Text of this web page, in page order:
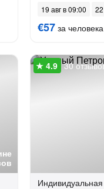
19 авг в 09:00
€57 за человека
30
Индивидуальная